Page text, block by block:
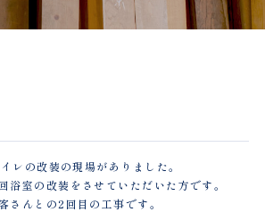
レの改装の現場がありました。
浴室の改装をさせていただいた方です。
さんとの2回目の工事です。